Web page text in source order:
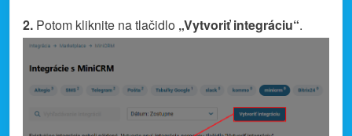
2. Potom kliknite na tlačidlo „Vytvoriť integráciu“.